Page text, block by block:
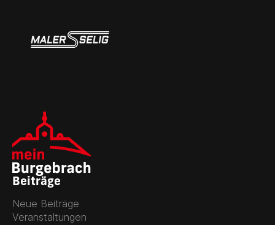
Beiträge
Neue Beiträge
Veranstaltungen